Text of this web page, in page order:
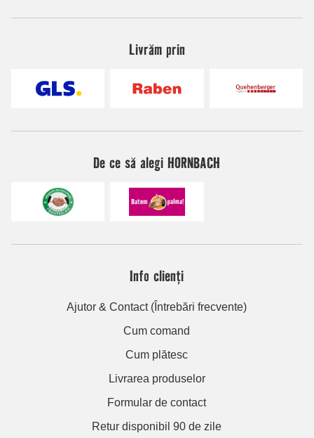
Livrăm prin
De ce să alegi HORNBACH
Info clienți
Ajutor & Contact (Întrebări frecvente)
Cum comand
Cum plătesc
Livrarea produselor
Formular de contact
Retur disponibil 90 de zile